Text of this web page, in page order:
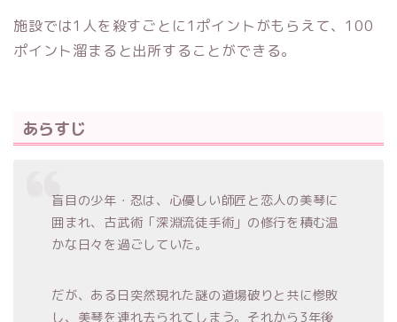
施設では1人を殺すごとに1ポイントがもらえて、100
ポイント溜まると出所することができる。
あらすじ
盲目の少年・忍は、心優しい師匠と恋人の美琴に
囲まれ、古武術「深淵流徒手術」の修行を積む温
かな日々を過ごしていた。
だが、ある日突然現れた謎の道場破りと共に惨敗
し、美琴を連れ去られてしまう。それから3年後